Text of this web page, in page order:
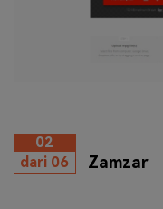
02
dari 06
Zamzar